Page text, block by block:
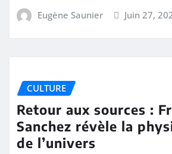
Eugène Saunier Juin 27,
CULTURE
Retour aux sources :
Sanchez révèle la
de l’univers